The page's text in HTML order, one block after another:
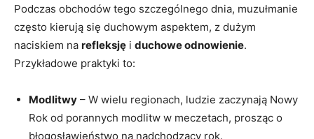
Podczas obchodów tego szczególnego dnia, muzułmanie
często kierują się duchowym aspektem, z dużym
naciskiem na refleksję i duchowe odnowienie.
Przykładowe praktyki to:
Modlitwy – W wielu regionach, ludzie zaczynają Nowy
Rok od porannych modlitw w meczetach, prosząc o
błogosławieństwo na nadchodzący rok.